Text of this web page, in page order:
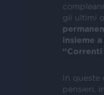
gli ultimi
insieme
In queste
pensieri,